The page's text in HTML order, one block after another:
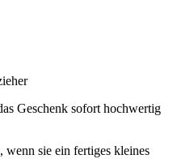
Geschenk sofort hochwertig
wenn sie ein fertiges kleines